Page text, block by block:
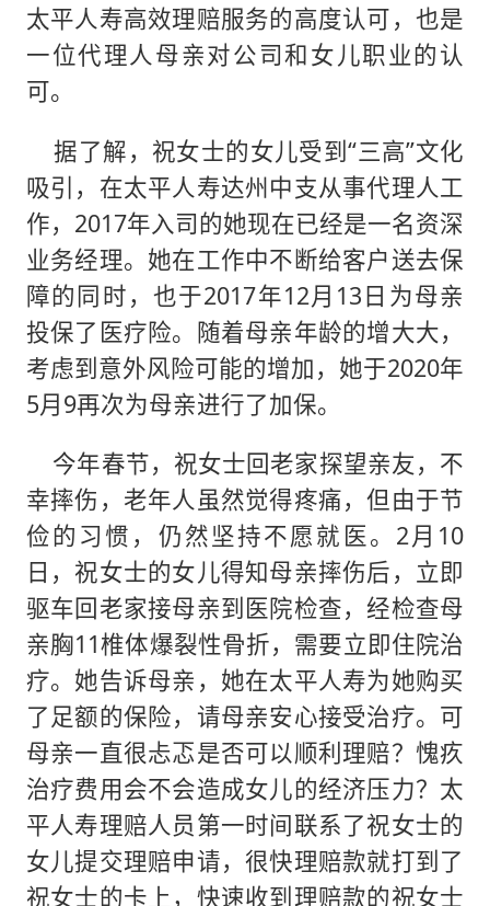
太平人寿高效理赔服务的高度认可，也是
一位代理人母亲对公司和女儿职业的认
可。
据了解，祝女士的女儿受到“三高”文化
吸引，在太平人寿达州中支从事代理人工
作，2017年入司的她现在已经是一名资深
业务经理。她在工作中不断给客户送去保
障的同时，也于2017年12月13日为母亲
投保了医疗险。随着母亲年龄的增大大，
考虑到意外风险可能的增加，她于2020年
5月9再次为母亲进行了加保。
今年春节，祝女士回老家探望亲友，不
幸摔伤，老年人虽然觉得疼痛，但由于节
俭的习惯，仍然坚持不愿就医。2月10
日，祝女士的女儿得知母亲摔伤后，立即
驱车回老家接母亲到医院检查，经检查母
亲胸11椎体爆裂性骨折，需要立即住院治
疗。她告诉母亲，她在太平人寿为她购买
了足额的保险，请母亲安心接受治疗。可
母亲一直很忐忑是否可以顺利理赔？愧疚
治疗费用会不会造成女儿的经济压力？太
平人寿理赔人员第一时间联系了祝女士的
女儿提交理赔申请，很快理赔款就打到了
祝女士的卡上，快速收到理赔款的祝女士